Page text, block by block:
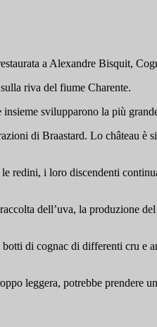
a Alexandre Bisquit,
riva del fiume Charente.
svilupparono la più
di Braastard. Lo château
redini, i loro discendenti
dell’uva, la produzione
di cognac di differenti cru e
leggera, potrebbe prendere